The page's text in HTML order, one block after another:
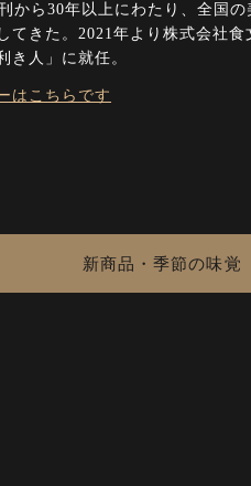
から30年以上にわたり、全国の
てきた。2021年より株式会社食
き人」に就任。
はこちらです
新商品・季節の味覚